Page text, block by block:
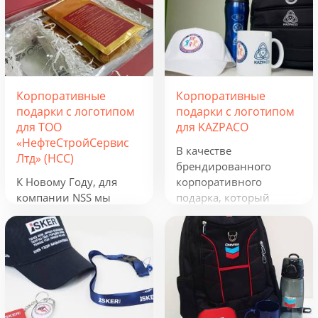
Корпоративные
подарки с логотипом
для ТОО
«НефтеСтройСервис
Лтд» (НСС)
К Новому Году, для
компании NSS мы
разработали
креативную подборку
из наборов «Кофеист»,
«Christmas Sky» и
«Adora». Вглядываться
в черное, как смоль,
зимнее небо и
Корпоративные
подарки с логотипом
для KAZPACO
В качестве
брендированного
корпоративного
подарка, который
можно использовать в
течение всего года, мы
предложили набор из
рюкзака, фонарика,
термокружки и
беспроводного
зарядного устройства.